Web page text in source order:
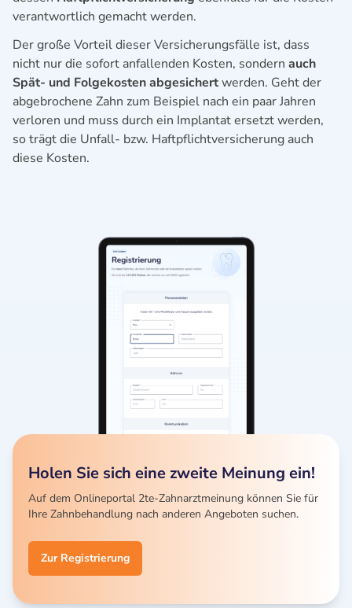
verantwortlich gemacht werden.
Der große Vorteil dieser Versicherungsfälle ist, dass
nicht nur die sofort anfallenden Kosten, sondern auch
Spät- und Folgekosten abgesichertwerden. Geht der
abgebrochene Zahn zum Beispiel nach ein paar Jahren
verloren und muss durch ein Implantat ersetzt werden,
so trägt die Unfall- bzw. Haftpflichtversicherung auch
diese Kosten.
Holen Sie sich eine zweite Meinung ein!
Auf dem Onlineportal 2te-Zahnarztmeinung können Sie für
Ihre Zahnbehandlung nach anderen Angeboten suchen.
Zur Registrierung